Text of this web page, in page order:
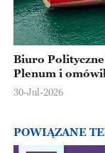
Biuro Polityczne
Plenum i
30-Jul-2026
POWIĄZANE